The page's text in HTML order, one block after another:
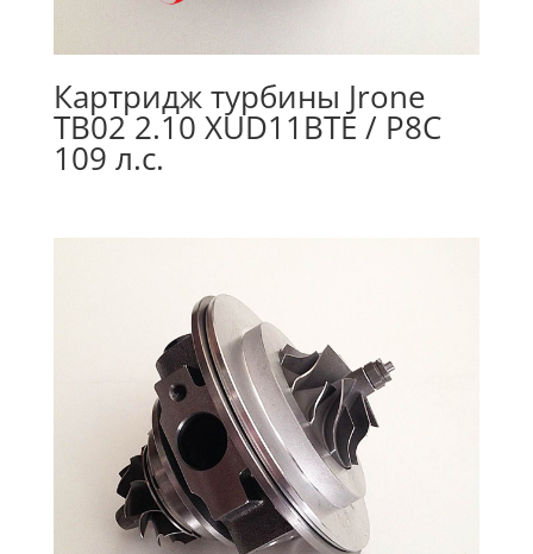
Картридж турбины Jrone
TB02 2.10 XUD11BTE / P8C
109 л.с.